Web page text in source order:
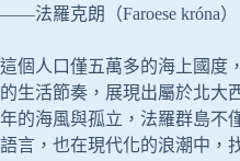
——法羅克朗（Faroese króna
這個人口僅五萬多的海上國度
的生活節奏，展現出屬於北大
年的海風與孤立，法羅群島不
語言，也在現代化的浪潮中，